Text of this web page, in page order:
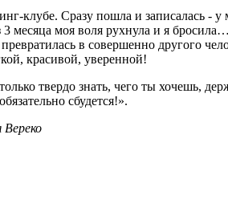
клубе. Сразу пошла и записалась -
моя воля рухнула и я
в совершенно другого
красивой, уверенной!
твердо знать, чего ты хочешь,
сбудется!».